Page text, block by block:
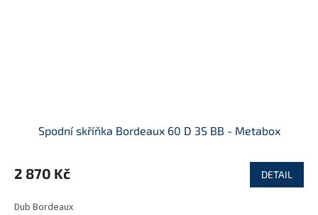
Spodní skříňka Bordeaux 60 D 3S BB - Metabox
2 870 Kč DETAIL
Dub Bordeaux